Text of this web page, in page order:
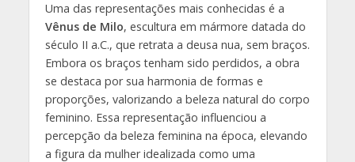
Uma das representações mais conhecidas é a
Vênus de Milo, escultura em mármore datada do
século II a.C., que retrata a deusa nua, sem braços.
Embora os braços tenham sido perdidos, a obra
se destaca por sua harmonia de formas e
proporções, valorizando a beleza natural do corpo
feminino. Essa representação influenciou a
percepção da beleza feminina na época, elevando
a figura da mulher idealizada como uma